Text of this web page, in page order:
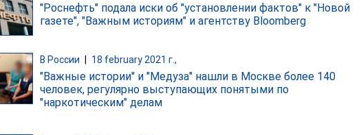
"Роснефть" подала иски об "установлении фактов" к "Новой
газете", "Важным историям" и агентству Bloomberg
В России 18 february 2021 г.,
"Важные истории" и "Медуза" нашли в Москве более 140
человек, регулярно выступающих понятыми по
"наркотическим" делам